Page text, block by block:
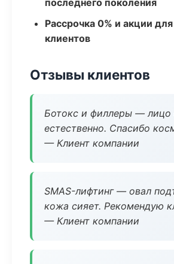
последнего поколения
Рассрочка 0% и акции
клиентов
Отзывы клиентов
Ботокс и филлеры — лицо
естественно. Спасибо
— Клиент компании
SMAS-лифтинг — овал
кожа сияет. Рекомендую
— Клиент компании